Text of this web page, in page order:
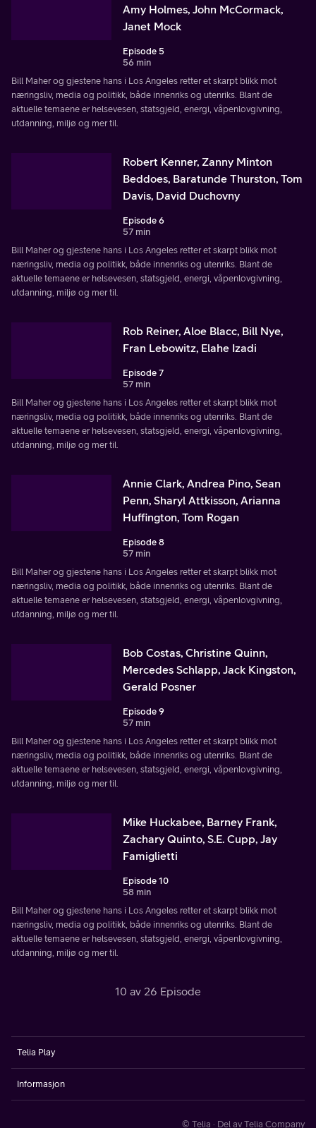
Amy Holmes, John McCormack,
Janet Mock
Episode 5
56 min
Bill Maher og gjestene hans i Los Angeles retter et skarpt blikk mot
næringsliv, media og politikk, både innenriks og utenriks. Blant de
aktuelle temaene er helsevesen, statsgjeld, energi, våpenlovgivning,
utdanning, miljø og mer til.
Robert Kenner, Zanny Minton
Beddoes, Baratunde Thurston, Tom
Davis, David Duchovny
Episode 6
57 min
Bill Maher og gjestene hans i Los Angeles retter et skarpt blikk mot
næringsliv, media og politikk, både innenriks og utenriks. Blant de
aktuelle temaene er helsevesen, statsgjeld, energi, våpenlovgivning,
utdanning, miljø og mer til.
Rob Reiner, Aloe Blacc, Bill Nye,
Fran Lebowitz, Elahe Izadi
Episode 7
57 min
Bill Maher og gjestene hans i Los Angeles retter et skarpt blikk mot
næringsliv, media og politikk, både innenriks og utenriks. Blant de
aktuelle temaene er helsevesen, statsgjeld, energi, våpenlovgivning,
utdanning, miljø og mer til.
Annie Clark, Andrea Pino, Sean
Penn, Sharyl Attkisson, Arianna
Huffington, Tom Rogan
Episode 8
57 min
Bill Maher og gjestene hans i Los Angeles retter et skarpt blikk mot
næringsliv, media og politikk, både innenriks og utenriks. Blant de
aktuelle temaene er helsevesen, statsgjeld, energi, våpenlovgivning,
utdanning, miljø og mer til.
Bob Costas, Christine Quinn,
Mercedes Schlapp, Jack Kingston,
Gerald Posner
Episode 9
57 min
Bill Maher og gjestene hans i Los Angeles retter et skarpt blikk mot
næringsliv, media og politikk, både innenriks og utenriks. Blant de
aktuelle temaene er helsevesen, statsgjeld, energi, våpenlovgivning,
utdanning, miljø og mer til.
Mike Huckabee, Barney Frank,
Zachary Quinto, S.E. Cupp, Jay
Famiglietti
Episode 10
58 min
Bill Maher og gjestene hans i Los Angeles retter et skarpt blikk mot
næringsliv, media og politikk, både innenriks og utenriks. Blant de
aktuelle temaene er helsevesen, statsgjeld, energi, våpenlovgivning,
utdanning, miljø og mer til.
10 av 26 Episode
Telia Play
Informasjon
© Telia · Del av Telia Company